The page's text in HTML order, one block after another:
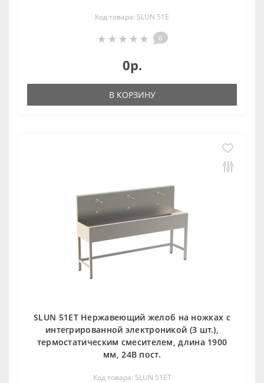
Код товара: SLUN 51E
0
0р.
В КОРЗИНУ
SLUN 51ET Нержавеющий желоб на ножках с
интегрированной электроникой (3 шт.),
термостатическим смесителем, длина 1900
мм, 24В пост.
Код товара: SLUN 51ET